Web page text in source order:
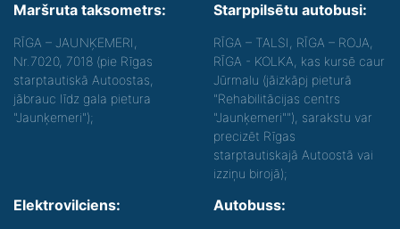
Maršruta taksometrs:
RĪGA – JAUNĶEMERI,
Nr.7020, 7018 (pie Rīgas
starptautiskā Autoostas,
jābrauc līdz gala pietura
"Jaunķemeri");
Starppilsētu autobusi:
RĪGA – TALSI, RĪGA – ROJA,
RĪGA - KOLKA, kas kursē caur
Jūrmalu (jāizkāpj pieturā
"Rehabilitācijas centrs
"Jaunķemeri""), sarakstu var
precizēt Rīgas
starptautiskajā Autoostā vai
izziņu birojā);
Elektrovilciens: Autobuss: